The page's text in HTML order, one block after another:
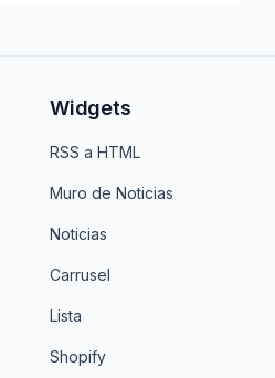
Widgets
RSS a HTML
Muro de Noticias
Noticias
Carrusel
Lista
Shopify